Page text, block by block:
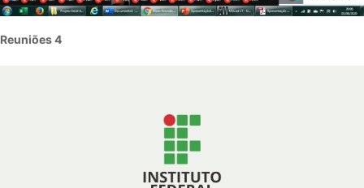
Reuniões 4